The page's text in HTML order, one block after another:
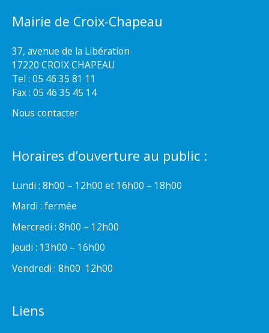
Mairie de Croix-Chapeau
37, avenue de la Libération
17220 CROIX CHAPEAU
Tel : 05 46 35 81 11
Fax : 05 46 35 45 14
Nous contacter
Horaires d’ouverture au public :
Lundi : 8h00 – 12h00 et 16h00 – 18h00
Mardi : fermée
Mercredi : 8h00 – 12h00
Jeudi : 13h00 – 16h00
Vendredi : 8h00  12h00
Liens